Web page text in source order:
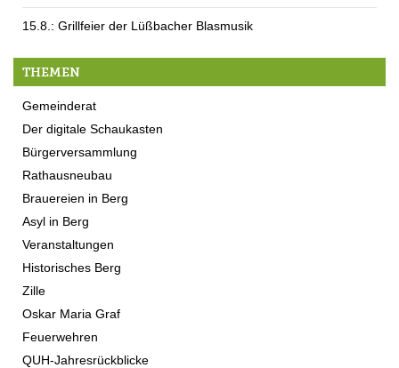
15.8.: Grillfeier der Lüßbacher Blasmusik
THEMEN
Gemeinderat
Der digitale Schaukasten
Bürgerversammlung
Rathausneubau
Brauereien in Berg
Asyl in Berg
Veranstaltungen
Historisches Berg
Zille
Oskar Maria Graf
Feuerwehren
QUH-Jahresrückblicke